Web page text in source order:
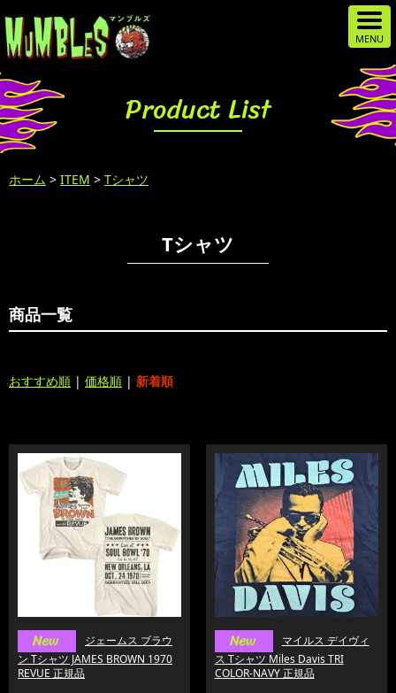
Product List
ホーム > ITEM > Tシャツ
Tシャツ
商品一覧
おすすめ順 | 価格順 | 新着順
ジェームス ブラウ
ン Tシャツ JAMES BROWN 1970
REVUE 正規品
マイルス デイヴィ
ス Tシャツ Miles Davis TRI
COLOR-NAVY 正規品